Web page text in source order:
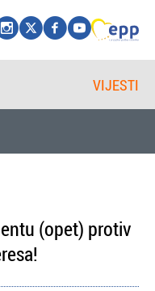
VIJESTI
(opet) protiv